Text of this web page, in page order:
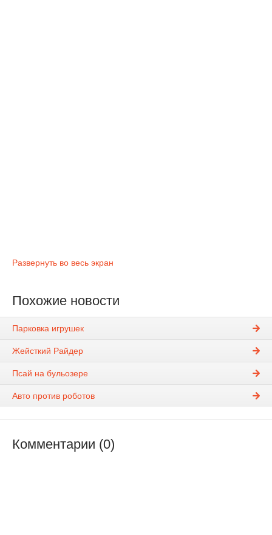
Развернуть во весь экран
Похожие новости
Парковка игрушек
Жейсткий Райдер
Псай на бульозере
Авто против роботов
Комментарии (0)